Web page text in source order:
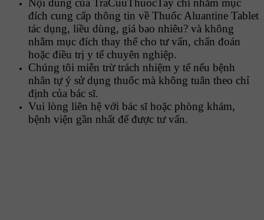
Nội dung của TraCuuThuocTay chỉ nhằm mục
đích cung cấp thông tin về Thuốc Aluantine Tablet
tác dụng, liều dùng, giá bao nhiêu? và không
nhằm mục đích thay thế cho tư vấn, chẩn đoán
hoặc điều trị y tế chuyên nghiệp.
Chúng tôi miễn trừ trách nhiệm y tế nếu bệnh
nhân tự ý sử dụng thuốc mà không tuân theo chỉ
định của bác sĩ.
Vui lòng liên hệ với bác sĩ hoặc phòng khám,
bệnh viện gần nhất để được tư vấn.